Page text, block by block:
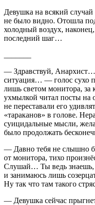
Девушка на всякий случай
не было видно. Отошла
холодный воздух,
последний шаг…
— Здравствуй, Анархист…
ситуация… — голос сухо
лишь светом монитора, за
ухмылкой читал посты
не переставали его
«тараканов» в голове.
суицидальные мысли,
было продолжать
— Давно тебя не слышно
от монитора, тихо
Слушай… Ты ведь знаешь,
и занимаюсь лишь
Ну так что там такого
— Девушка сейчас